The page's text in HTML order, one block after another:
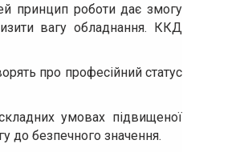
принцип роботи дає змогу
вагу обладнання. ККД
про професійний статус
умовах підвищеної
до безпечного значення.